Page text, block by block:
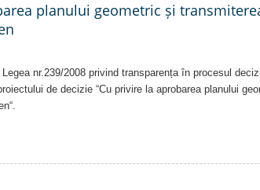
planului geometric și
nr.239/2008 privind transparența în procesul
de decizie “Cu privire la aprobarea planului